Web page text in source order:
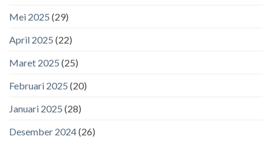
Mei 2025 (29)
April 2025 (22)
Maret 2025 (25)
Februari 2025 (20)
Januari 2025 (28)
Desember 2024(26)